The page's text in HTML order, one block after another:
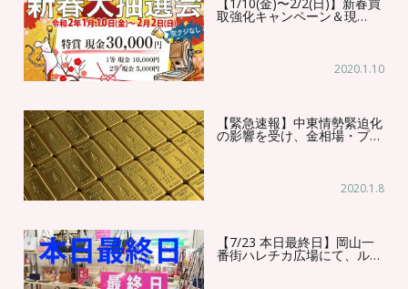
取強化キャンペーン＆現…
2020.1.10
【緊急速報】中東情勢緊迫化
の影響を受け、金相場・プ…
2020.1.8
【7/23 本日最終日】岡山一
番街ハレチカ広場にて、ル…